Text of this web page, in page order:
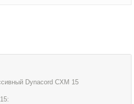
Dynacord CXM 15